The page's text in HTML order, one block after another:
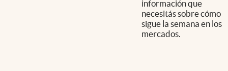
información que
necesitás sobre cómo
sigue la semana en los
mercados.